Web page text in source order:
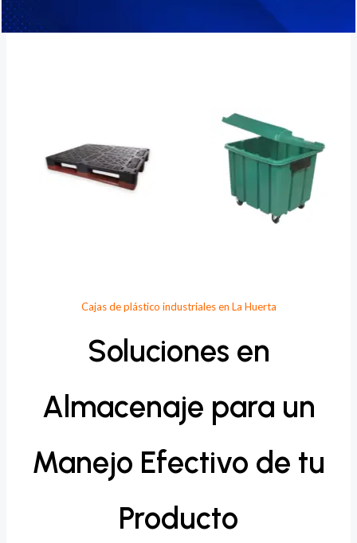
Cajas de plástico industriales en La Huerta
Soluciones en
Almacenaje para un
Manejo Efectivo de tu
Producto